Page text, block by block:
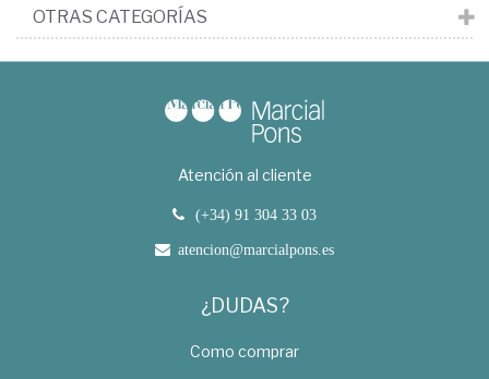
OTRAS CATEGORÍAS
Atención al cliente
(+34) 91 304 33 03
atencion@marcialpons.es
¿DUDAS?
Como comprar